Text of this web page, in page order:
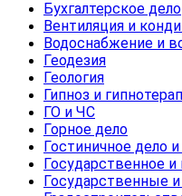
Бухгалтерское дело
Вентиляция и
Водоснабжение и
Геодезия
Геология
Гипноз и
ГО и ЧС
Горное дело
Гостиничное дело
Государственное
Государственные